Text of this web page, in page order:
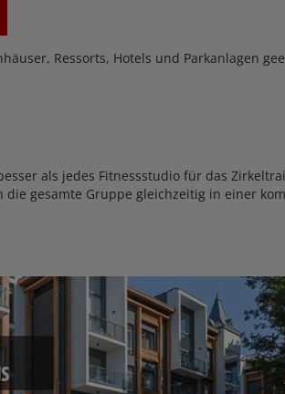
Ressorts, Hotels und Parkanlagen
als jedes Fitnessstudio für das
gesamte Gruppe gleichzeitig in einer